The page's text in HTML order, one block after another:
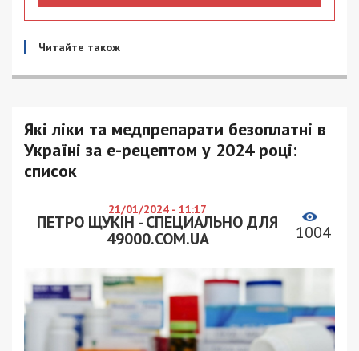
Читайте також
Які ліки та медпрепарати безоплатні в
Україні за е-рецептом у 2024 році:
список
21/01/2024 - 11:17
ПЕТРО ЩУКІН - СПЕЦИАЛЬНО ДЛЯ
49000.COM.UA
1004